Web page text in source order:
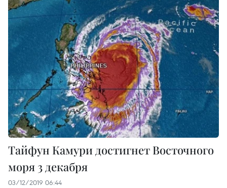
Тайфун Камури достигнет Восточного
моря 3 декабря
03/12/2019 06:44